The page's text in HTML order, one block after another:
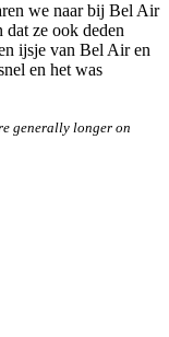
we naar bij Bel Air
dat ze ook deden
ijsje van Bel Air en
en het was
generally longer on